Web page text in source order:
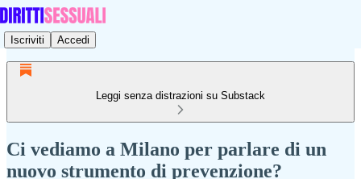
Iscriviti Accedi
Leggi senza distrazioni su Substack
Ci vediamo a Milano per parlare di un
nuovo strumento di prevenzione?